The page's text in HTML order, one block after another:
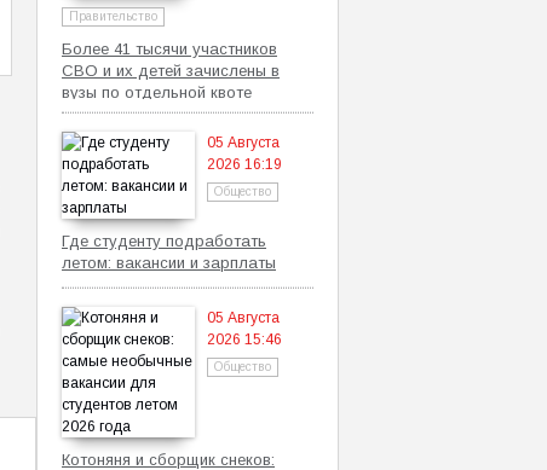
Правительство
Более 41 тысячи участников
СВО и их детей зачислены в
вузы по отдельной квоте
05 Августа
2026 16:19
Общество
Где студенту подработать
летом: вакансии и зарплаты
05 Августа
2026 15:46
Общество
Котоняня и сборщик снеков: